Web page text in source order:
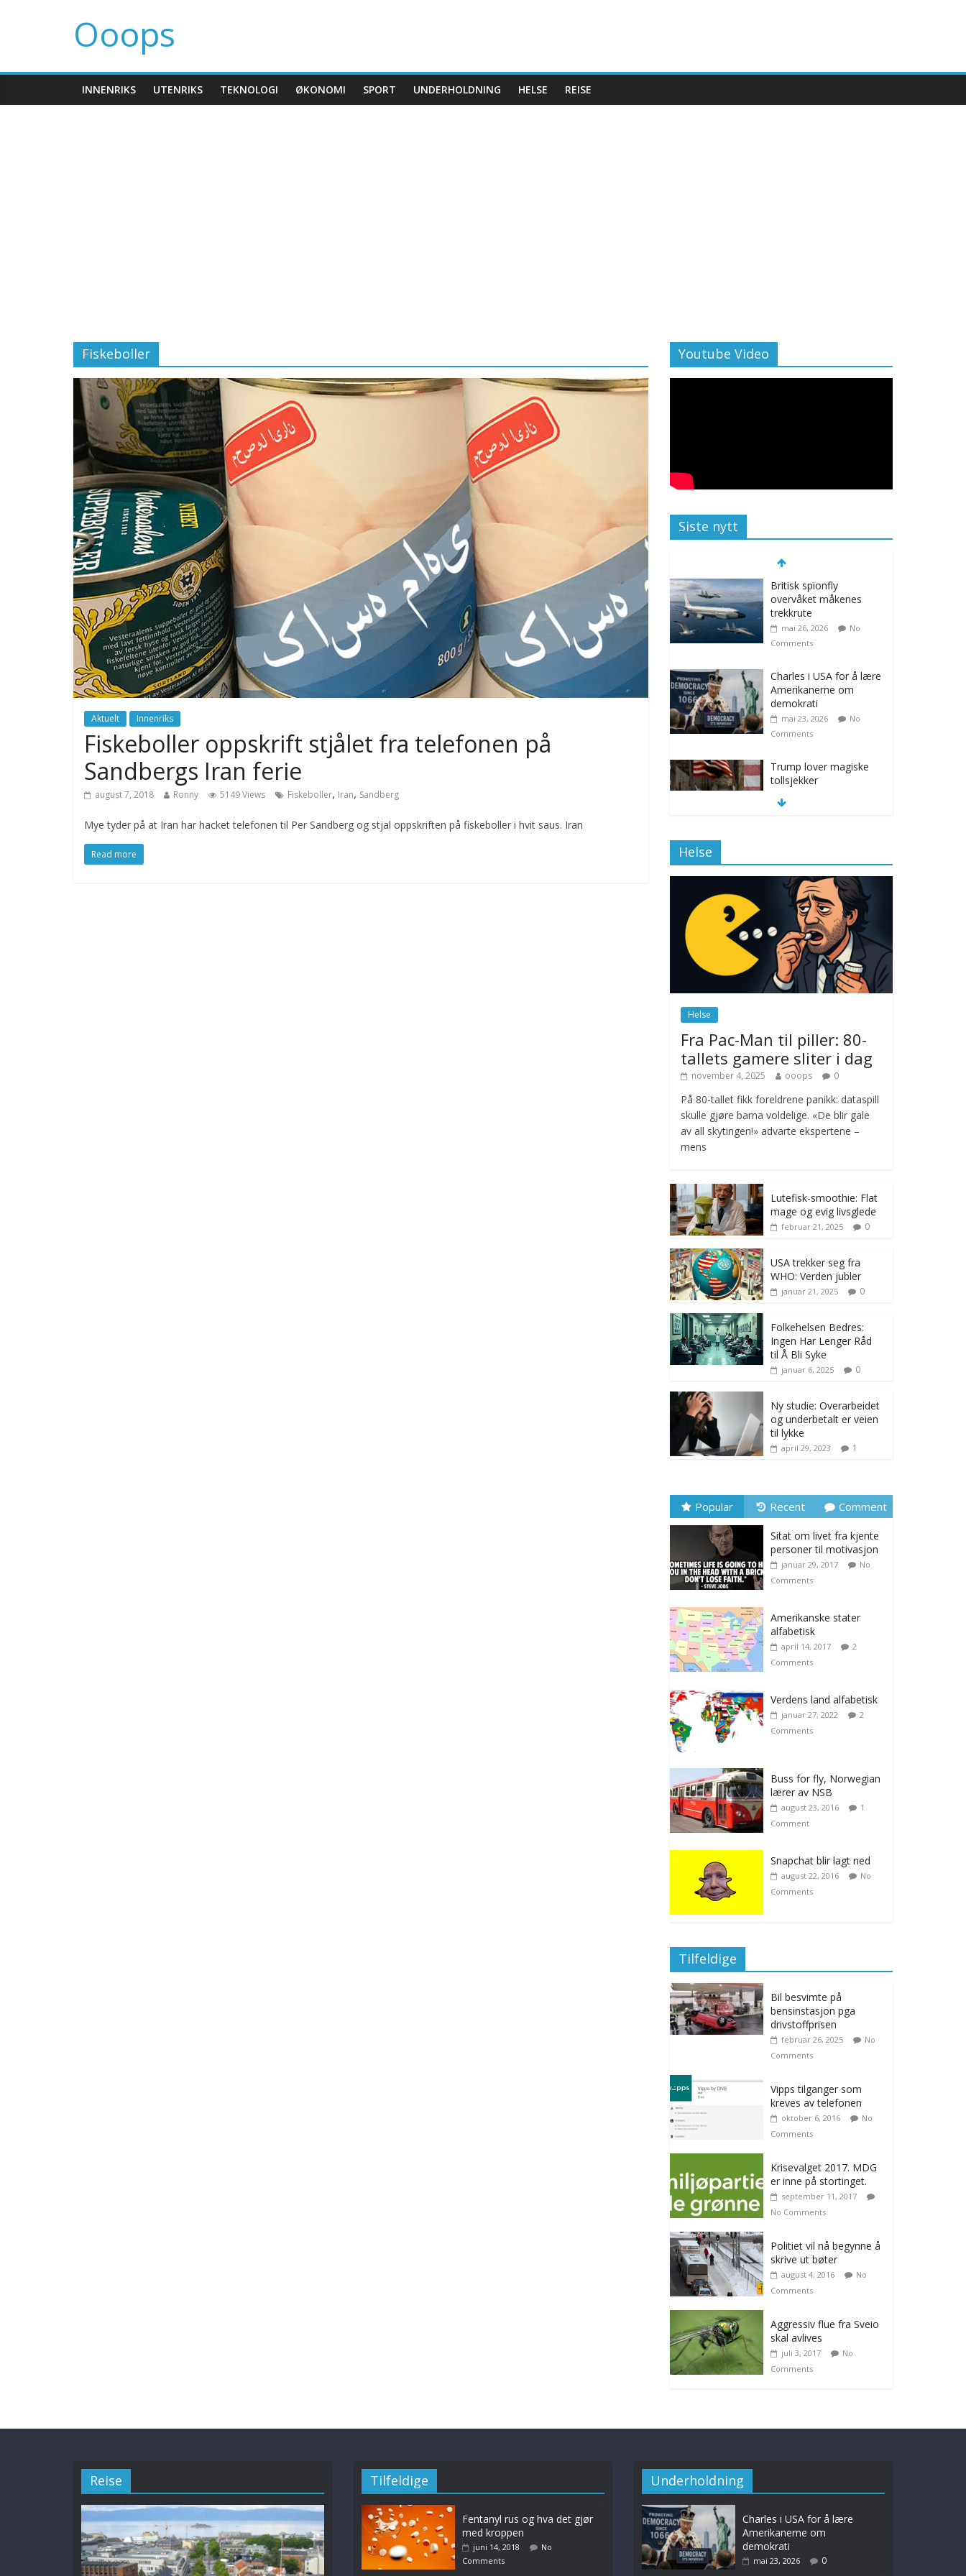
Ooops
INNENRIKS UTENRIKS TEKNOLOGI ØKONOMI SPORT UNDERHOLDNING HELSE REISE
Fiskeboller
Aktuelt Innenriks
Fiskeboller oppskrift stjålet fra telefonen på
Sandbergs Iran ferie
august 7, 2018 Ronny 5149 Views Fiskeboller, Iran, Sandberg
Mye tyder på at Iran har hacket telefonen til Per Sandberg og stjal oppskriften på fiskeboller i hvit saus. Iran
Read more
Youtube Video
Siste nytt
Britisk spionfly
overvåket måkenes
trekkrute
mai 26, 2026
No
Comments
Charles i USA for å lære
Amerikanerne om
demokrati
mai 23, 2026
No
Comments
Trump lover magiske
tollsjekker
No Comments
klimakrisen i Norge
november 12, 2025
No Comments
Drone stopper
flytrafikken i Stockholm,
ekspert mistenker MDG
november 6, 2025
No Comments
nullvisjon for nedbør
juni 23, 2026
No
Comments
Helse
Helse
Fra Pac-Man til piller: 80-
tallets gamere sliter i dag
november 4, 2025 ooops 0
På 80-tallet fikk foreldrene panikk: dataspill
skulle gjøre barna voldelige. «De blir gale
av all skytingen!» advarte ekspertene –
mens
Lutefisk-smoothie: Flat
mage og evig livsglede
februar 21, 2025 0
USA trekker seg fra
WHO: Verden jubler
januar 21, 2025 0
Folkehelsen Bedres:
Ingen Har Lenger Råd
til Å Bli Syke
januar 6, 2025 0
Ny studie: Overarbeidet
og underbetalt er veien
til lykke
april 29, 2023 1
Popular Recent Comment
Sitat om livet fra kjente
personer til motivasjon
januar 29, 2017
No
Comments
Amerikanske stater
alfabetisk
april 14, 2017
2
Comments
Verdens land alfabetisk
januar 27, 2022
2
Comments
Buss for fly, Norwegian
lærer av NSB
august 23, 2016
1
Comment
Snapchat blir lagt ned
august 22, 2016
No
Comments
Tilfeldige
Bil besvimte på
bensinstasjon pga
drivstoffprisen
februar 26, 2025
No
Comments
Vipps tilganger som
kreves av telefonen
oktober 6, 2016
No
Comments
Krisevalget 2017. MDG
er inne på stortinget.
september 11, 2017
No Comments
Politiet vil nå begynne å
skrive ut bøter
august 4, 2016
No
Comments
Aggressiv flue fra Sveio
skal avlives
juli 3, 2017
No
Comments
Reise Tilfeldige
Fentanyl rus og hva det gjør
med kroppen
juni 14, 2018
No
Comments
Underholdning
Charles i USA for å lære
Amerikanerne om
demokrati
mai 23, 2026 0